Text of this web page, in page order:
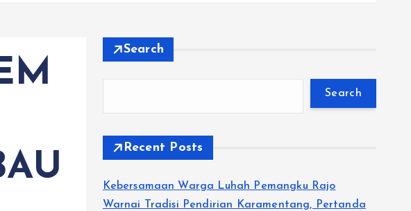
Search
Search
Recent Posts
Kebersamaan Warga Luhah Pemangku Rajo
Warnai Tradisi Pendirian Karamentang, Pertanda